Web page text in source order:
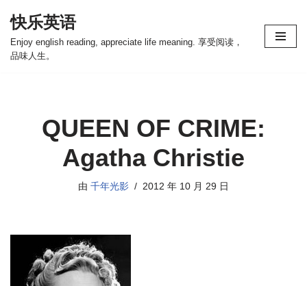
跳
至
快乐英语
Enjoy english reading, appreciate life meaning. 享受阅读，
品味人生。
QUEEN OF CRIME:
Agatha Christie
由 千年光影 2012 年 10 月 29 日